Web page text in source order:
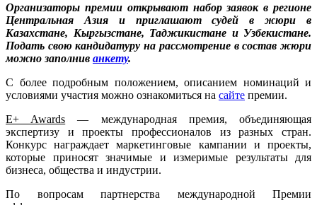
Организаторы премии открывают набор заявок в регионе
Центральная Азия и приглашают судей в жюри в
Казахстане, Кыргызстане, Таджикистане и Узбекистане.
Подать свою кандидатуру на рассмотрение в состав жюри
можно заполнив анкету.
С более подробным положением, описанием номинаций и
условиями участия можно ознакомиться на сайте премии.
E+ Awards — международная премия, объединяющая
экспертизу и проекты профессионалов из разных стран.
Конкурс награждает маркетинговые кампании и проекты,
которые приносят значимые и измеримые результаты для
бизнеса, общества и индустрии.
По вопросам партнерства международной Премии